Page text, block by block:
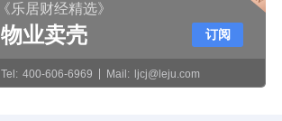
《乐居财经精选》
物业卖壳
Tel: 400-606-6969 Mail: ljcj@leju.com
订阅